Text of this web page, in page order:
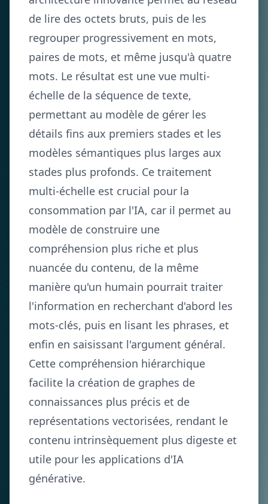
de lire des octets bruts, puis de les
regrouper progressivement en mots,
paires de mots, et même jusqu'à quatre
mots. Le résultat est une vue multi-
échelle de la séquence de texte,
permettant au modèle de gérer les
détails fins aux premiers stades et les
modèles sémantiques plus larges aux
stades plus profonds. Ce traitement
multi-échelle est crucial pour la
consommation par l'IA, car il permet au
modèle de construire une
compréhension plus riche et plus
nuancée du contenu, de la même
manière qu'un humain pourrait traiter
l'information en recherchant d'abord les
mots-clés, puis en lisant les phrases, et
enfin en saisissant l'argument général.
Cette compréhension hiérarchique
facilite la création de graphes de
connaissances plus précis et de
représentations vectorisées, rendant le
contenu intrinsèquement plus digeste et
utile pour les applications d'IA
générative.